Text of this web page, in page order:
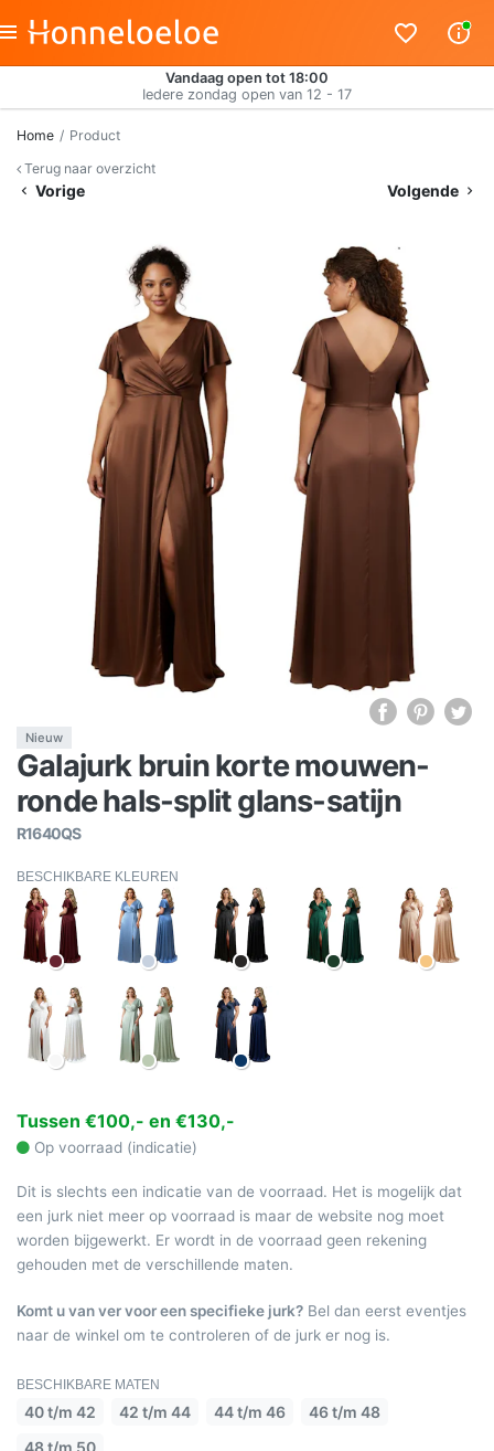
Vandaag open tot 18:00
Iedere zondag open van 12 - 17
Home
Product
Terug naar overzicht
Vorige Volgende
Nieuw
Galajurk bruin korte mouwen-
ronde hals-split glans-satijn
R1640QS
BESCHIKBARE KLEUREN
Tussen €100,- en €130,-
Op voorraad (indicatie)
Dit is slechts een indicatie van de voorraad. Het is mogelijk dat
een jurk niet meer op voorraad is maar de website nog moet
worden bijgewerkt. Er wordt in de voorraad geen rekening
gehouden met de verschillende maten.
Komt u van ver voor een specifieke jurk? Bel dan eerst eventjes
naar de winkel om te controleren of de jurk er nog is.
BESCHIKBARE MATEN
40 t/m 42 42 t/m 44 44 t/m 46
46 t/m 48
48 t/m 50